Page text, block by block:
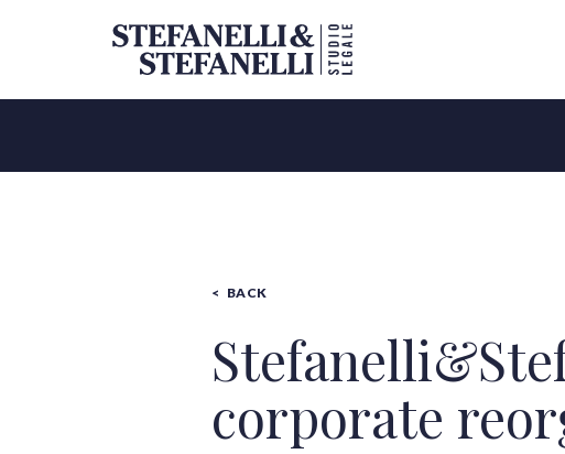
All categories
BACK
corporate